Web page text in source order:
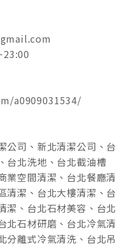
a0909031534/
公司、新北清潔公司、台
台北洗地、台北截油槽
業空間清潔、台北餐廳清
清潔、台北大樓清潔、台
潔、台北石材美容、台北
北石材研磨、台北冷氣清
分離式冷氣清洗、台北吊